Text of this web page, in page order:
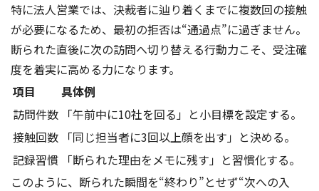
特に法人営業では、決裁者に辿り着くまでに複数回の接触
が必要になるため、最初の拒否は“通過点”に過ぎません。
断られた直後に次の訪問へ切り替える行動力こそ、受注確
度を着実に高める力になります。
項目
具体例
訪問件数 「午前中に10社を回る」と小目標を設定する。
接触回数 「同じ担当者に3回以上顔を出す」と決める。
記録習慣 「断られた理由をメモに残す」と習慣化する。
このように、断られた瞬間を“終わり”とせず“次への入